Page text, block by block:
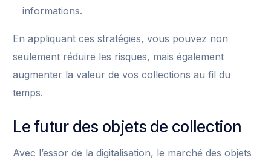
informations.
En appliquant ces stratégies, vous pouvez non
seulement réduire les risques, mais également
augmenter la valeur de vos collections au fil du
temps.
Le futur des objets de collection
Avec l’essor de la digitalisation, le marché des objets